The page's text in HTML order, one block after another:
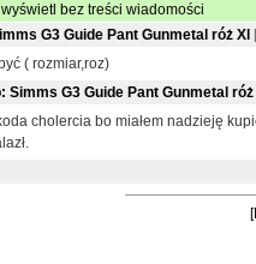
wyświetl bez treści wiadomości
G3 Guide Pant Gunmetal róż Xl
( rozmiar,roz)
Simms G3 Guide Pant Gunmetal róż
cholercia bo miałem nadzieję